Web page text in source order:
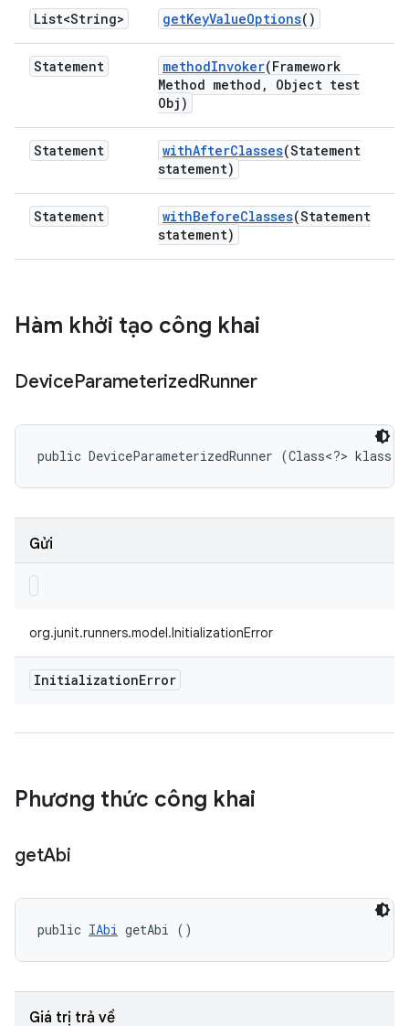
List<String> getKeyValueOptions()
Statement methodInvoker(Framework
Method method ,
Object test
Obj)
Statement withAfterClasses(Statement
statement)
Statement withBeforeClasses(Statement
statement)
Hàm khởi tạo công khai
DeviceParameterizedRunner
public DeviceParameterizedRunner (Class<?> klass)
Gửi
org.junit.runners.model.InitializationError
InitializationError
Phương thức công khai
getAbi
public IAbi getAbi ()
Giá trị trả về